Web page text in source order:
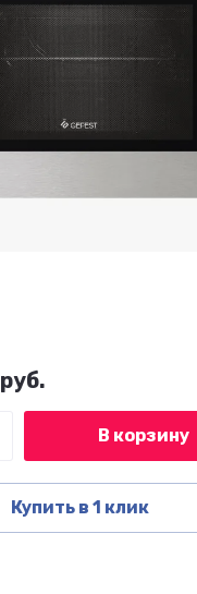
руб.
В корзину
Купить в 1 клик